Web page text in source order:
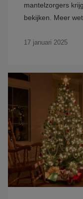
mantelzorgers
bekijken. Meer
17 januari 2025